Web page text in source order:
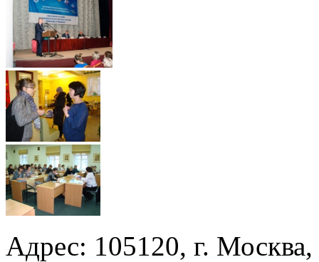
Адрес: 105120, г.